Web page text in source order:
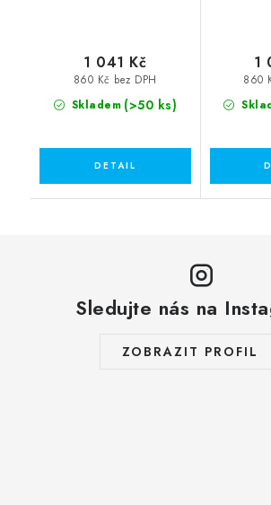
Skladem (>50 ks)
860 Kč bez DPH
1 041 Kč
860
1
Sledujte nás na
ZOBRAZIT PROFIL